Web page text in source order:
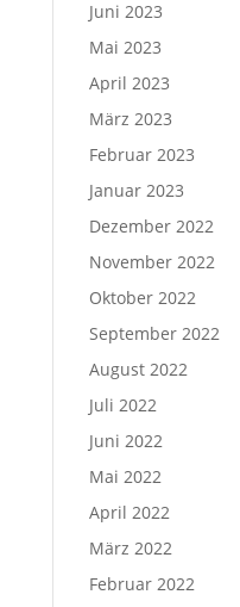
Juni 2023
Mai 2023
April 2023
März 2023
Februar 2023
Januar 2023
Dezember 2022
November 2022
Oktober 2022
September 2022
August 2022
Juli 2022
Juni 2022
Mai 2022
April 2022
März 2022
Februar 2022